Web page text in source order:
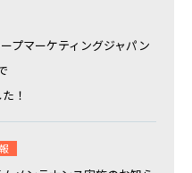
プマーケティングジャパン
！